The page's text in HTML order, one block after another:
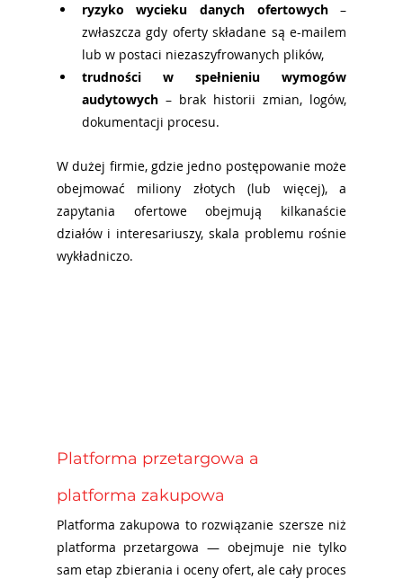
ryzyko wycieku danych ofertowych –
zwłaszcza gdy oferty składane są e-mailem
lub w postaci niezaszyfrowanych plików,
trudności w spełnieniu wymogów
audytowych – brak historii zmian, logów,
dokumentacji procesu.
W dużej firmie, gdzie jedno postępowanie może
obejmować miliony złotych (lub więcej), a
zapytania ofertowe obejmują kilkanaście
działów i interesariuszy, skala problemu rośnie
wykładniczo.
Platforma przetargowa a
platforma zakupowa
Platforma zakupowa to rozwiązanie szersze niż
platforma przetargowa — obejmuje nie tylko
sam etap zbierania i oceny ofert, ale cały proces